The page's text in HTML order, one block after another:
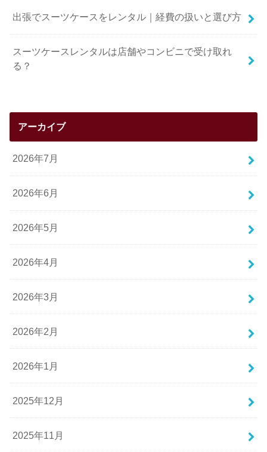
出張でスーツケースをレンタル｜経費の扱いと選び方
スーツケースレンタルは店舗やコンビニで受け取れ
る？
アーカイブ
2026年7月
2026年6月
2026年5月
2026年4月
2026年3月
2026年2月
2026年1月
2025年12月
2025年11月